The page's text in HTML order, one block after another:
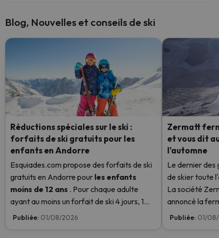
Blog, Nouvelles et conseils de ski
Réductions spéciales sur le ski :
forfaits de ski gratuits pour les
enfants en Andorre
Esquiades.com propose des forfaits de ski
gratuits en Andorre pour les enfants
moins de 12 ans . Pour chaque adulte
ayant au moins un forfait de ski 4 jours, 1
enfant aura un forfait de ski gratuit ! En
Publiée: 01/08/2026
Zermatt
et vous dit
l'automne
Le dernier des
de skier toute
La société
annoncé la
installations
Publiée: 01/